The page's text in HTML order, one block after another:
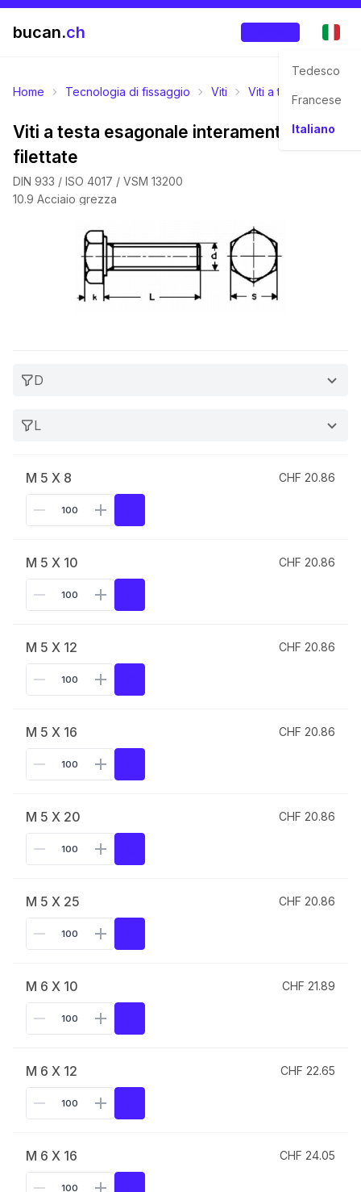
bucan.ch
Tedesco
Francese
Italiano
Home Tecnologia di fissaggio Viti Viti a testa
Viti a testa esagonale interamente
filettate
DIN 933 / ISO 4017 / VSM 13200
10.9 Acciaio grezza
D
L
M 5 X 8 CHF 20.86
M 5 X 10 CHF 20.86
M 5 X 12 CHF 20.86
M 5 X 16 CHF 20.86
M 5 X 20 CHF 20.86
M 5 X 25 CHF 20.86
M 6 X 10 CHF 21.89
M 6 X 12 CHF 22.65
M 6 X 16 CHF 24.05